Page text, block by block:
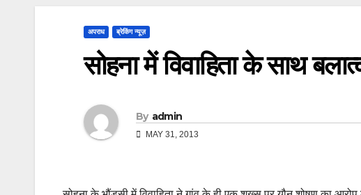
अपराध ब्रेकिंग न्यूज़
सोहना में विवाहिता के साथ
By admin
MAY 31, 2013